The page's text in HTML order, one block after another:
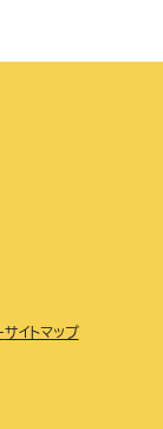
サイトマップ